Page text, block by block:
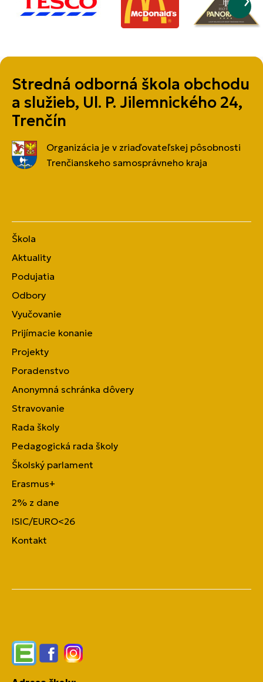
Stredná odborná škola obchodu
a služieb, Ul. P. Jilemnického 24,
Trenčín
Organizácia je v zriaďovateľskej pôsobnosti
Trenčianskeho samosprávneho kraja
Škola
Aktuality
Podujatia
Odbory
Vyučovanie
Prijímacie konanie
Projekty
Poradenstvo
Anonymná schránka dôvery
Stravovanie
Rada školy
Pedagogická rada školy
Školský parlament
Erasmus+
2% z dane
ISIC/EURO<26
Kontakt
EdupageFacebookInstagram